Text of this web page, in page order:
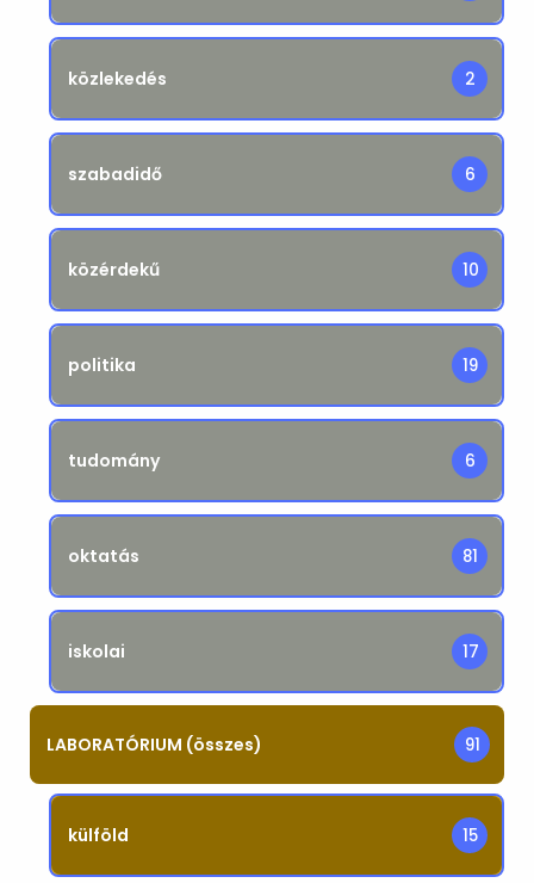
közlekedés 2
szabadidő 6
közérdekű 10
politika 19
tudomány 6
oktatás 81
iskolai 17
LABORATÓRIUM (összes) 91
külföld 15